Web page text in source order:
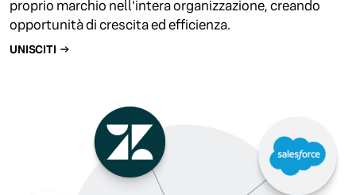
proprio marchio nell'intera organizzazione, creando
opportunità di crescita ed efficienza.
UNISCITI